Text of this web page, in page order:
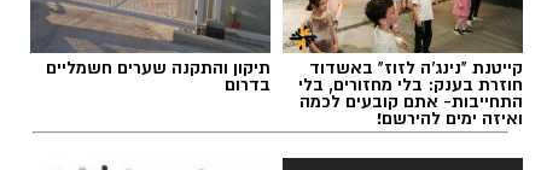
קייטנת "נינג'ה לזוז" באשדוד
חוזרת בענק: בלי מחזורים, בלי
התחייבות- אתם קובעים לכמה
ואיזה ימים להירשם!
תיקון והתקנה שערים חשמליים
בדרום